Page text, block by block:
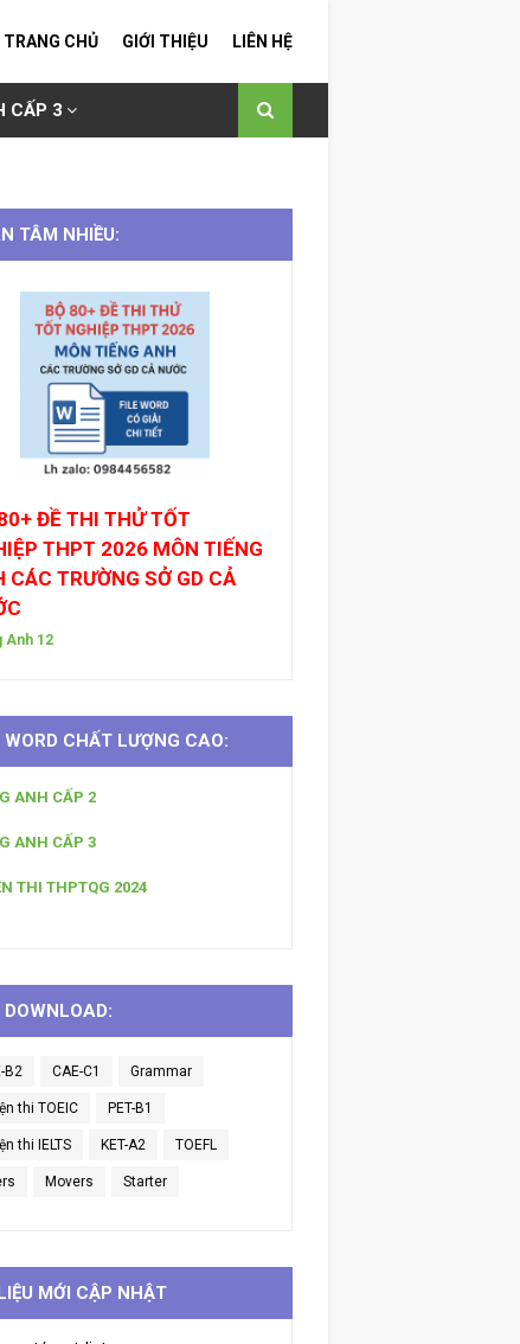
TRANG CHỦ GIỚI THIỆU LIÊN HỆ
CẤP 3
TÂM NHIỀU:
ĐỀ THI THỬ TỐT
THPT 2026 MÔN TIẾNG
CÁC TRƯỜNG SỞ GD CẢ
Anh 12
WORD CHẤT LƯỢNG CAO:
ANH CẤP 2
ANH CẤP 3
THI THPTQG 2024
DOWNLOAD:
B2 CAE-C1 Grammar
thi TOEIC PET-B1
thi IELTS KET-A2 TOEFL
Movers Starter
MỚI CẬP NHẬT